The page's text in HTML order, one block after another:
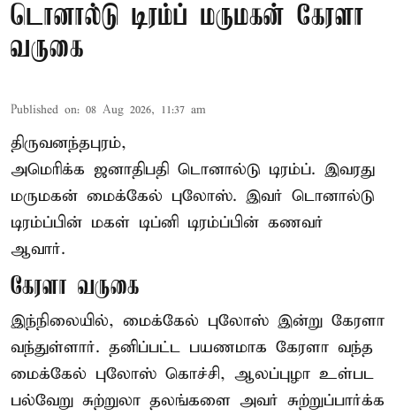
டொனால்டு டிரம்ப் மருமகன் கேரளா
வருகை
Published on: 08 Aug 2026, 11:37 am
திருவனந்தபுரம்,
அமெரிக்க ஜனாதிபதி டொனால்டு டிரம்ப். இவரது
மருமகன் மைக்கேல் புலோஸ். இவர் டொனால்டு
டிரம்ப்பின் மகள் டிப்னி டிரம்ப்பின் கணவர்
ஆவார்.
கேரளா வருகை
இந்நிலையில், மைக்கேல் புலோஸ் இன்று கேரளா
வந்துள்ளார். தனிப்பட்ட பயணமாக கேரளா வந்த
மைக்கேல் புலோஸ் கொச்சி, ஆலப்புழா உள்பட
பல்வேறு சுற்றுலா தலங்களை அவர் சுற்றுப்பார்க்க